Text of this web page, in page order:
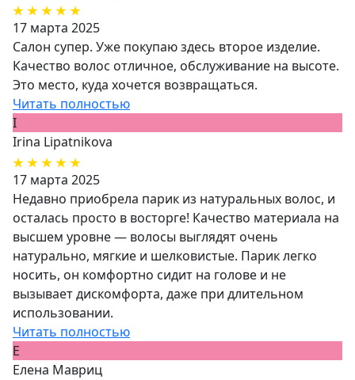
17 марта 2025
Салон супер. Уже покупаю здесь второе изделие.
Качество волос отличное, обслуживание на высоте.
Это место, куда хочется возвращаться.
Читать полностью
I
Irina Lipatnikova
17 марта 2025
Недавно приобрела парик из натуральных волос, и
осталась просто в восторге! Качество материала на
высшем уровне — волосы выглядят очень
натурально, мягкие и шелковистые. Парик легко
носить, он комфортно сидит на голове и не
вызывает дискомфорта, даже при длительном
использовании.
Читать полностью
Е
Елена Мавриц